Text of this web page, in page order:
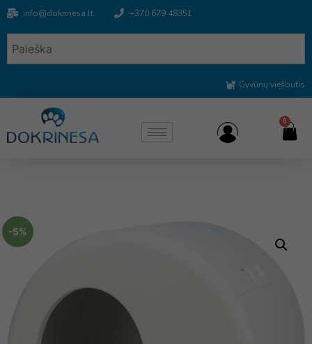
info@dokrinesa.lt +370 679 48351
Gyvūnų viešbutis
0
-5%